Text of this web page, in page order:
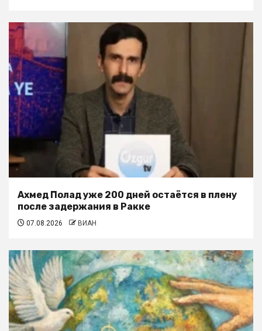
Ахмед Полад уже 200 дней остаётся в плену
после задержания в Ракке
07.08.2026 ВИАН